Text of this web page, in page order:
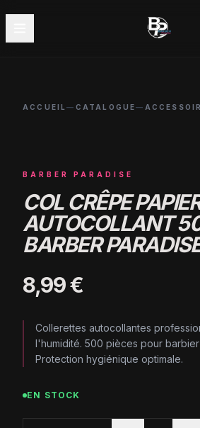
ACCUEIL— CATALOGUE—
BARBER PARADISE
COL CRÊPE
AUTOCOLLANT
BARBER
8,99 €
Collerettes autocollantes
l'humidité. 500 pièces pour
Protection hygiénique optimale.
EN STOCK